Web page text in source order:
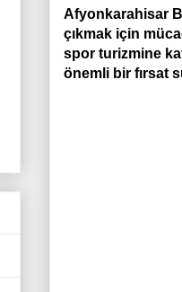
Afyonkarahisar
çıkmak için
spor turizmine
önemli bir fırsat